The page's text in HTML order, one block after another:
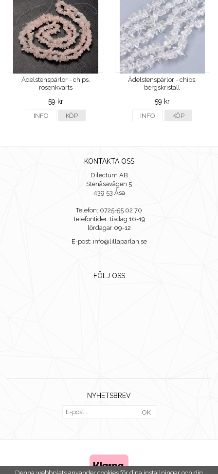
Ädelstenspärlor - chips,
rosenkvarts
59 kr
INFO KÖP
Ädelstenspärlor - chips,
bergskristall
59 kr
INFO KÖP
KONTAKTA OSS
Dilectum AB
Stenåsavägen 5
439 53 Åsa
Telefon: 0725-55 02 70
Telefontider: tisdag 16-19
lördagar 09-12
E-post: info@lillaparlan.se
FÖLJ OSS
NYHETSBREV
OK